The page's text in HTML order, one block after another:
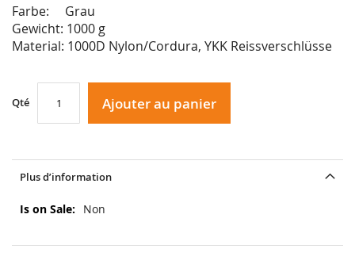
Farbe: Grau
Gewicht: 1000 g
Material: 1000D Nylon/Cordura, YKK Reissverschlüsse
Qté Ajouter au panier
Plus d’information
Plus
Non